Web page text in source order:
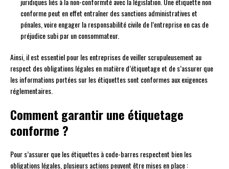
conforme peut en effet entraîner des sanctions administratives et
pénales, voire engager la responsabilité civile de l’entreprise en cas de
préjudice subi par un consommateur.
Ainsi, il est essentiel pour les entreprises de veiller scrupuleusement au
respect des obligations légales en matière d’étiquetage et de s’assurer que
les informations portées sur les étiquettes sont conformes aux exigences
réglementaires.
Comment garantir une étiquetage
conforme ?
Pour s’assurer que les étiquettes à code-barres respectent bien les
obligations légales, plusieurs actions peuvent être mises en place :